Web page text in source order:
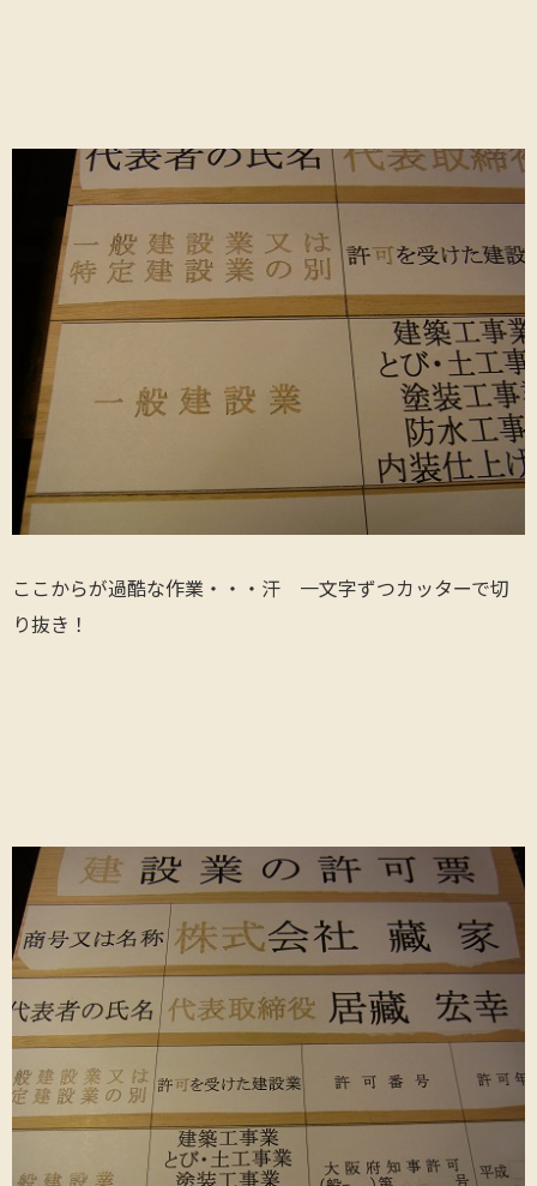
ここからが過酷な作業・・・汗 一文字ずつカッターで切
り抜き！